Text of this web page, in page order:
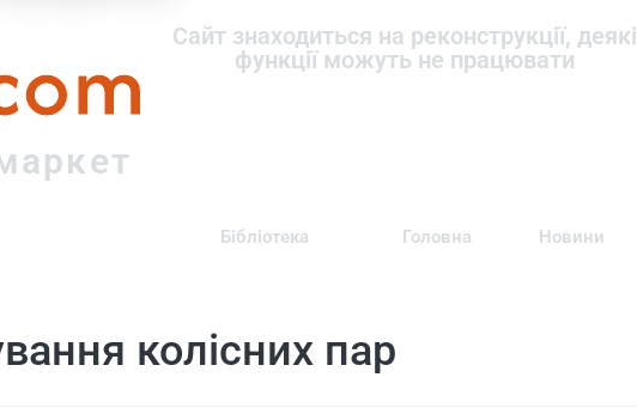
Сайт знаходиться на реконструкції, деякі
функції можуть не працювати
Бібліотека Головна Новини
колісних пар